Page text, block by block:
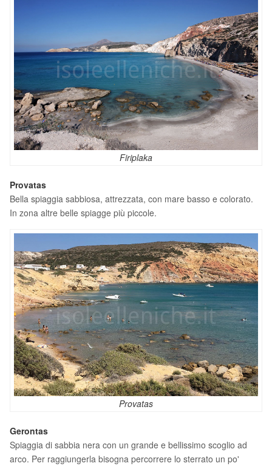
Firiplaka
Provatas
Bella spiaggia sabbiosa, attrezzata, con mare basso e colorato.
In zona altre belle spiagge più piccole.
Provatas
Gerontas
Spiaggia di sabbia nera con un grande e bellissimo scoglio ad
arco. Per raggiungerla bisogna percorrere lo sterrato un po'